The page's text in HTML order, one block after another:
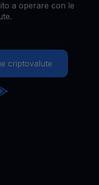
a operare con le
criptovalute